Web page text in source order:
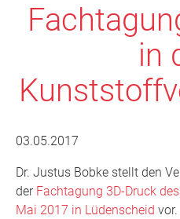
in
03.05.2017
Dr. Justus Bobke stellt den
derFachtagung 3D-Druck
Mai 2017 in Lüdenscheid vor.